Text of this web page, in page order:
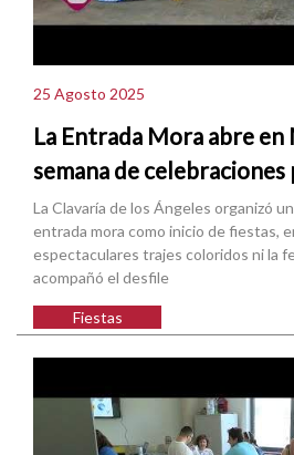
25 Agosto 2025
La Entrada Mora abre en
semana de
La Clavaría de los Ángeles organizó
entrada mora como inicio de fiestas,
espectaculares trajes coloridos ni la
acompañó el desfile
Fiestas